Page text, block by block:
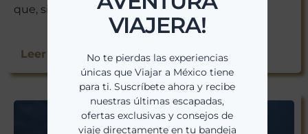
que, si no se responde...
Leer Más >>
No te pierdas las experiencias
únicas que Viajar a México tiene
nuestras últimas escapadas,
ofertas exclusivas y consejos de
viaje directamente en tu bandeja
de entrada.
¡Suscríbete y empieza a explorar